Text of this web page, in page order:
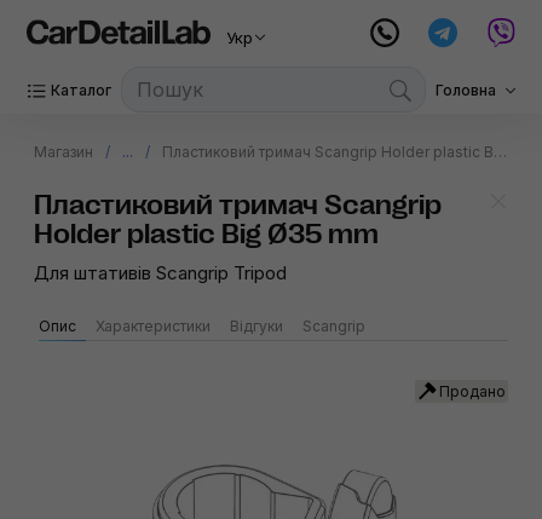
Укр
Каталог Головна
Магазин ... Пластиковий тримач Scangrip Holder plastic Big Ø35 mm
Пластиковий тримач Scangrip
Holder plastic Big Ø35 mm
Для штативів Scangrip Tripod
Опис Характеристики Відгуки Scangrip
Продано